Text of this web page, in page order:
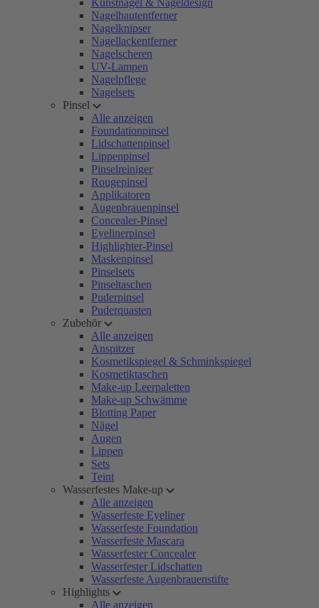
Kunstnägel & Nageldesign
Nagelhautentferner
Nagelknipser
Nagellackentferner
Nagelscheren
UV-Lampen
Nagelpflege
Nagelsets
Pinsel
Alle anzeigen
Foundationpinsel
Lidschattenpinsel
Lippenpinsel
Pinselreiniger
Rougepinsel
Applikatoren
Augenbrauenpinsel
Concealer-Pinsel
Eyelinerpinsel
Highlighter-Pinsel
Maskenpinsel
Pinselsets
Pinseltaschen
Puderpinsel
Puderquasten
Zubehör
Alle anzeigen
Anspitzer
Kosmetikspiegel & Schminkspiegel
Kosmetiktaschen
Make-up Leerpaletten
Make-up Schwämme
Blotting Paper
Nägel
Augen
Lippen
Sets
Teint
Wasserfestes Make-up
Alle anzeigen
Wasserfeste Eyeliner
Wasserfeste Foundation
Wasserfeste Mascara
Wasserfester Concealer
Wasserfester Lidschatten
Wasserfeste Augenbrauenstifte
Highlights
Alle anzeigen